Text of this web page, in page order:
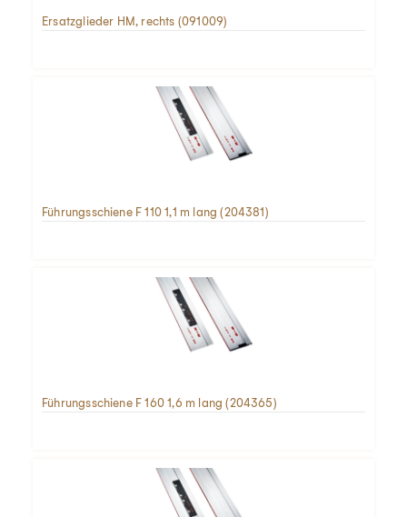
Ersatzglieder HM, rechts (091009)
Führungsschiene F 110 1,1 m lang (204381)
Führungsschiene F 160 1,6 m lang (204365)